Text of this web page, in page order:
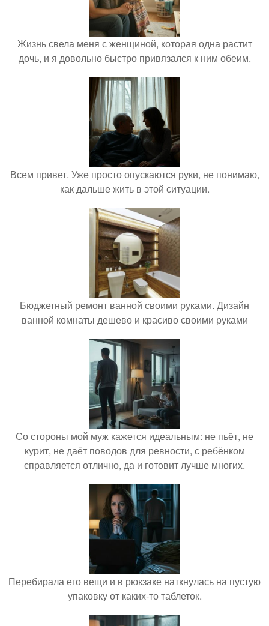
Жизнь свела меня с женщиной, которая одна растит
дочь, и я довольно быстро привязался к ним обеим.
Всем привет. Уже просто опускаются руки, не понимаю,
как дальше жить в этой ситуации.
Бюджетный ремонт ванной своими руками. Дизайн
ванной комнаты дешево и красиво своими руками
Со стороны мой муж кажется идеальным: не пьёт, не
курит, не даёт поводов для ревности, с ребёнком
справляется отлично, да и готовит лучше многих.
Перебирала его вещи и в рюкзаке наткнулась на пустую
упаковку от каких-то таблеток.